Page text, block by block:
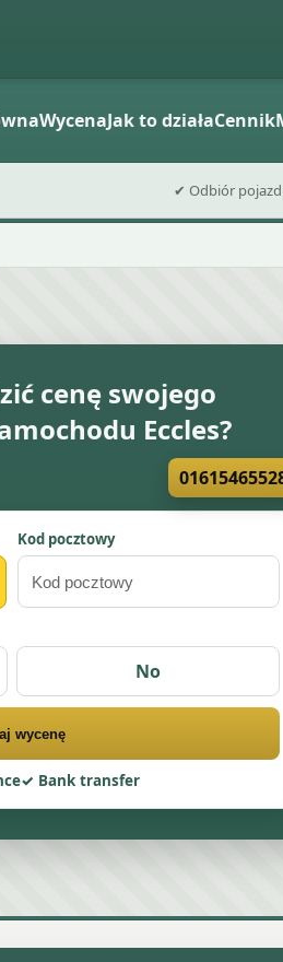
WycenaJak to działaCennik
✔ Odbiór
cenę swojego
Eccles?
Kod pocztowy
No
wycenę
Bank transfer